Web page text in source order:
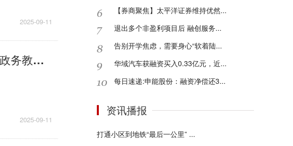
2025-09-11
每日观察!人工智能培训“精准滴灌” 平果市赋能政务教育融媒焕新升级
2025-09-11
【券商聚焦】太平洋证券维持优然...
退出多个非盈利项目后 融创服务...
告别开学焦虑，需要身心“软着陆...
华域汽车获融资买入0.33亿元，近...
每日速递:申能股份：融资净偿还3...
资讯播报
打通小区到地铁“最后一公里” ...